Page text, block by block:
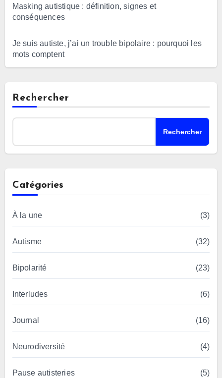
Masking autistique : définition, signes et
conséquences
Je suis autiste, j’ai un trouble bipolaire : pourquoi les
mots comptent
Rechercher
Rechercher
Catégories
À la une (3)
Autisme (32)
Bipolarité (23)
Interludes (6)
Journal (16)
Neurodiversité (4)
Pause autisteries (5)